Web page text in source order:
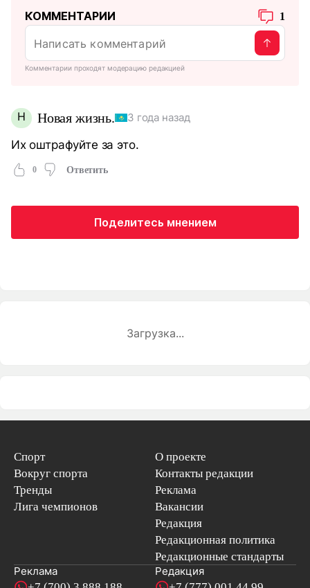
КОММЕНТАРИИ 1
Комментарии проходят модерацию редакцией
Н Новая жизнь. 3 года назад
Их оштрафуйте за это.
0 Ответить
Поделитесь мнением
Загрузка...
Спорт
Вокруг спорта
Тренды
Лига чемпионов
О проекте
Контакты редакции
Реклама
Вакансии
Редакция
Редакционная политика
Редакционные стандарты
Реклама Редакция